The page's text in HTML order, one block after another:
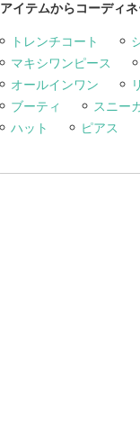
アイテムからコーディ
トレンチコート
マキシワンピース
オールインワン
ブーティ
スニー
ハット
ピアス